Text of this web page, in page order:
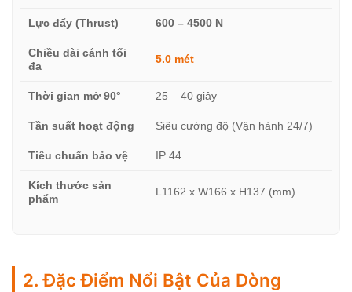
Lực đẩy (Thrust) 600 – 4500 N
Chiều dài cánh tối
đa
5.0 mét
Thời gian mở 90° 25 – 40 giây
Tần suất hoạt động Siêu cường độ (Vận hành 24/7)
Tiêu chuẩn bảo vệ IP 44
Kích thước sản
phẩm
L1162 x W166 x H137 (mm)
2. Đặc Điểm Nổi Bật Của Dòng